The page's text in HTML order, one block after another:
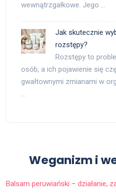
wewnątrzgałkowe. Jego …
Jak skutecznie
rozstępy?
Rozstępy to
osób, a ich pojawienie się
gwałtownymi zmianami w
…
Weganizm i
Balsam peruwiański – działanie,